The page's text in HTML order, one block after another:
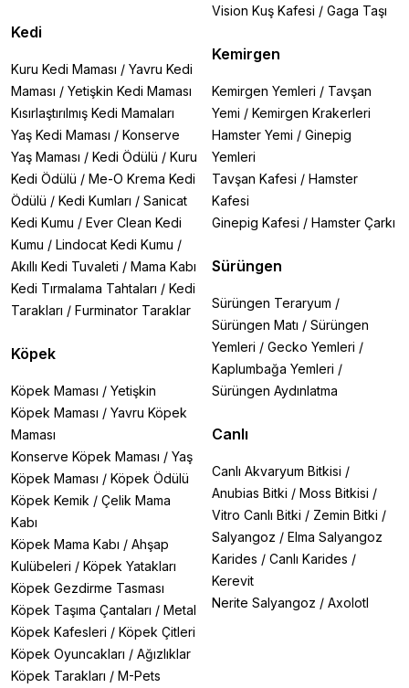
Kedi
Kuru Kedi Maması / Yavru Kedi
Maması / Yetişkin Kedi Maması
Kısırlaştırılmış Kedi Mamaları
Yaş Kedi Maması / Konserve
Yaş Maması / Kedi Ödülü / Kuru
Kedi Ödülü / Me-O Krema Kedi
Ödülü / Kedi Kumları / Sanicat
Kedi Kumu / Ever Clean Kedi
Kumu / Lindocat Kedi Kumu /
Akıllı Kedi Tuvaleti / Mama Kabı
Kedi Tırmalama Tahtaları / Kedi
Tarakları / Furminator Taraklar
Köpek
Köpek Maması / Yetişkin
Köpek Maması / Yavru Köpek
Maması
Konserve Köpek Maması / Yaş
Köpek Maması / Köpek Ödülü
Köpek Kemik / Çelik Mama
Kabı
Köpek Mama Kabı / Ahşap
Kulübeleri / Köpek Yatakları
Köpek Gezdirme Tasması
Köpek Taşıma Çantaları / Metal
Köpek Kafesleri / Köpek Çitleri
Köpek Oyuncakları / Ağızlıklar
Köpek Tarakları / M-Pets
Vision Kuş Kafesi / Gaga Taşı
Kemirgen
Kemirgen Yemleri / Tavşan
Yemi / Kemirgen Krakerleri
Hamster Yemi / Ginepig
Yemleri
Tavşan Kafesi / Hamster
Kafesi
Ginepig Kafesi / Hamster Çarkı
Sürüngen
Sürüngen Teraryum /
Sürüngen Matı / Sürüngen
Yemleri / Gecko Yemleri /
Kaplumbağa Yemleri /
Sürüngen Aydınlatma
Canlı
Canlı Akvaryum Bitkisi /
Anubias Bitki / Moss Bitkisi /
Vitro Canlı Bitki / Zemin Bitki /
Salyangoz / Elma Salyangoz
Karides / Canlı Karides /
Kerevit
Nerite Salyangoz / Axolotl